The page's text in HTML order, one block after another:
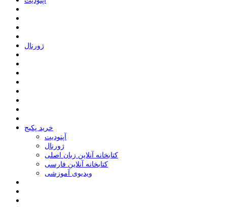
ﮊﻭﺭﻧﺎﻝ
خرید پکیج
ﺁﭘﺘﻮﺩﯾﺖ
ﮊﻭﺭﻧﺎﻝ
کتابخانه آنلاین زبان اصلی
کتابخانه آنلاین فارسی
ویدیوی آموزشی